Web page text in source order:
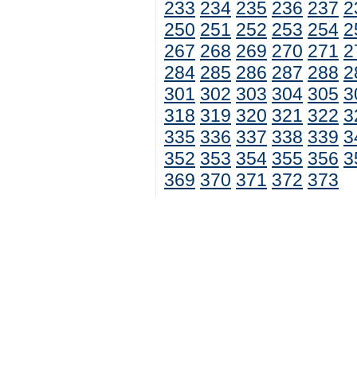
233 234 235 236 237
250 251 252 253 254
267 268 269 270 271
284 285 286 287 288
301 302 303 304 305
318 319 320 321 322
335 336 337 338 339
352 353 354 355 356
369 370 371 372 373